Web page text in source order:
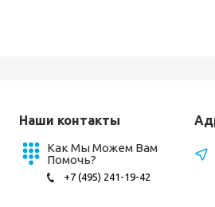
Наши контакты
Как Мы Можем Вам
Помочь?
+7 (495) 241-19-42